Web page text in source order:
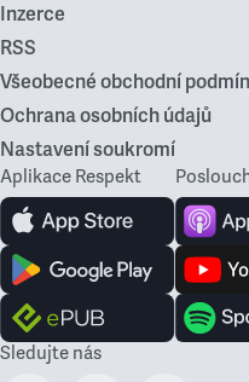
Inzerce
RSS
Všeobecné obchodní
Ochrana osobních údajů
Nastavení soukromí
Aplikace Respekt
Sledujte nás